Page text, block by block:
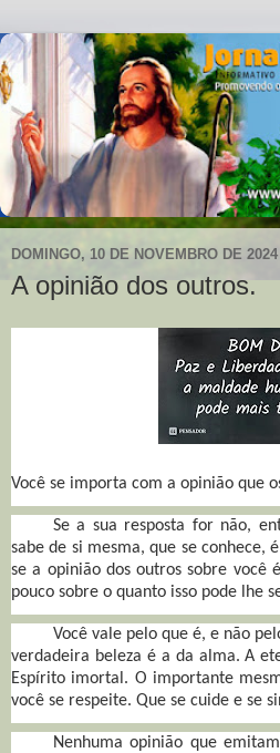
DOMINGO, 10 DE NOVEMBRO DE 2024
A opinião dos outros.
Você se importa com a opinião que
Se a sua resposta for não,
sabe de si mesma, que se conhece,
se a opinião dos outros sobre você
pouco sobre o quanto isso pode lhe
Você vale pelo que é, e não
verdadeira beleza é a da alma. A
Espírito imortal. O importante
você se respeite. Que se cuide e se
Nenhuma opinião que